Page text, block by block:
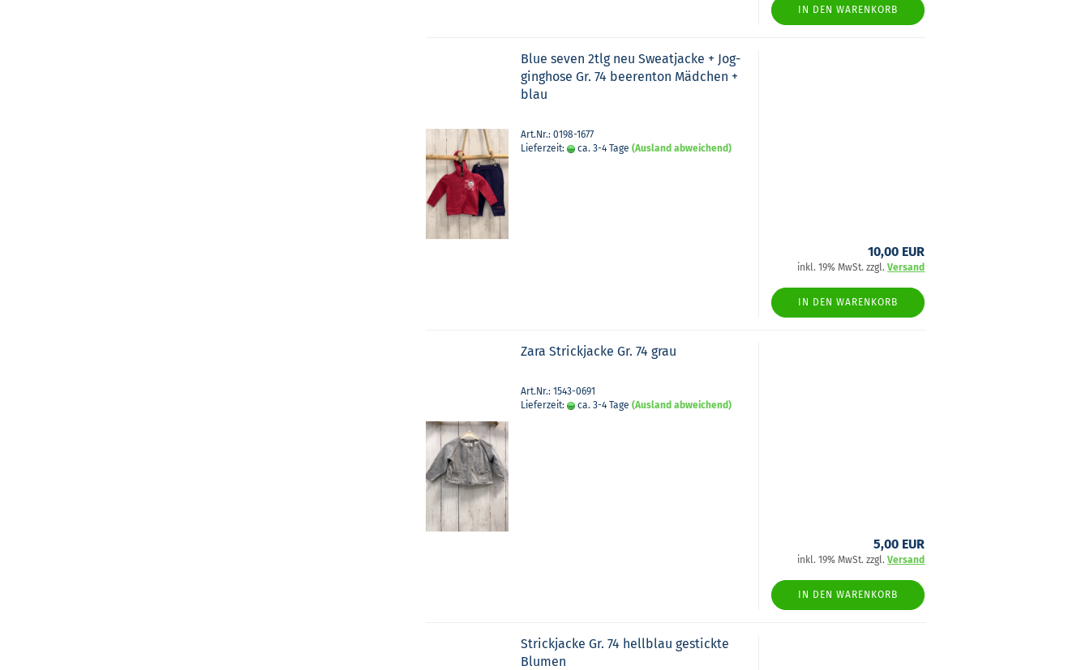
IN DEN WARENKORB
Blue seven 2tlg neu Sweat­ja­cke + Jog­
ging­ho­se Gr. 74 bee­ren­ton Mäd­chen +
blau
Art.Nr.: 0198-1677
Lieferzeit:
ca. 3-4 Tage (Ausland abweichend)
10,00 EUR
inkl. 19% MwSt. zzgl.Versand
IN DEN WARENKORB
Zara Strick­ja­cke Gr. 74 grau
Art.Nr.: 1543-0691
Lieferzeit:
ca. 3-4 Tage (Ausland abweichend)
5,00 EUR
inkl. 19% MwSt. zzgl.Versand
IN DEN WARENKORB
Strick­ja­cke Gr. 74 hell­blau ge­stick­te
Blu­men